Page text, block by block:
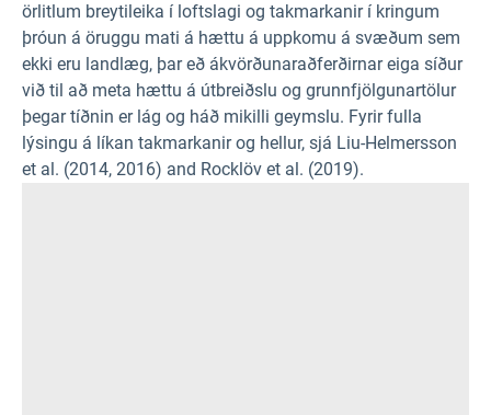
örlitlum breytileika í loftslagi og takmarkanir í kringum
þróun á öruggu mati á hættu á uppkomu á svæðum sem
ekki eru landlæg, þar eð ákvörðunaraðferðirnar eiga síður
við til að meta hættu á útbreiðslu og grunnfjölgunartölur
þegar tíðnin er lág og háð mikilli geymslu. Fyrir fulla
lýsingu á líkan takmarkanir og hellur, sjá Liu-Helmersson
et al. (2014, 2016) and Rocklöv et al. (2019).